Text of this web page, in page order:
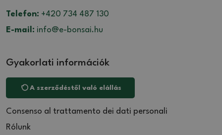
Telefon: +420 734 487 130
E-mail: info@e-bonsai.hu
Gyakorlati információk
A szerződéstől való elállás
Consenso al trattamento dei dati personali
Rólunk